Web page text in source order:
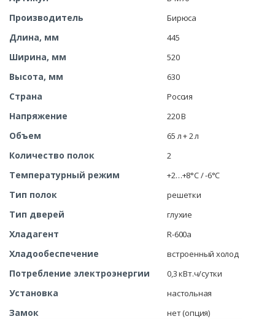
Производитель Бирюса
Длина, мм 445
Ширина, мм 520
Высота, мм 630
Страна Россия
Напряжение 220 В
Объем 65 л + 2 л
Количество полок 2
Температурный режим +2…+8°C / -6°C
Тип полок решетки
Тип дверей глухие
Хладагент R-600a
Хладообеспечение встроенный холод
Потребление электроэнергии 0,3 кВт.ч/сутки
Установка настольная
Замок нет (опция)